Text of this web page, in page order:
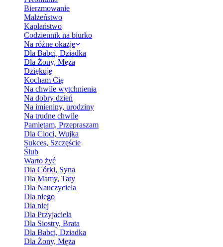
Bierzmowanie
Małżeństwo
Kapłaństwo
Codziennik na biurko
Na różne okazje
Dla Babci, Dziadka
Dla Żony, Męża
Dziękuję
Kocham Cię
Na chwile wytchnienia
Na dobry dzień
Na imieniny, urodziny
Na trudne chwile
Pamiętam, Przepraszam
Dla Cioci, Wujka
Sukces, Szczęście
Ślub
Warto żyć
Dla Córki, Syna
Dla Mamy, Taty
Dla Nauczyciela
Dla niego
Dla niej
Dla Przyjaciela
Dla Siostry, Brata
Dla Babci, Dziadka
Dla Żony, Męża